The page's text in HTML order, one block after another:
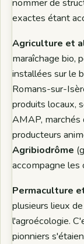
nommer de
exactes étant
Agriculture et
maraîchage bio,
installées sur le
Romans-sur-
produits locaux,
AMAP, marchés
producteurs
Agribiodrôme
accompagne les
Permaculture
plusieurs lieux
l'agroécologie.
pionniers